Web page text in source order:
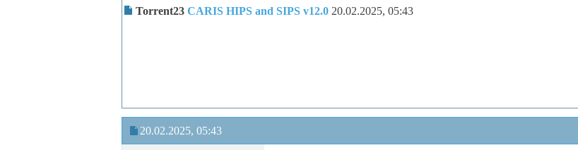
Torrent23 CARIS HIPS and SIPS v12.0 20.02.2025, 05:43
20.02.2025, 05:43